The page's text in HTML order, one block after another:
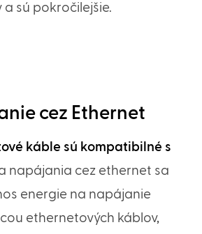
sú pokročilejšie.
cez Ethernet
káble sú kompatibilné s
napájania cez ethernet sa
energie na napájanie
ethernetových káblov,